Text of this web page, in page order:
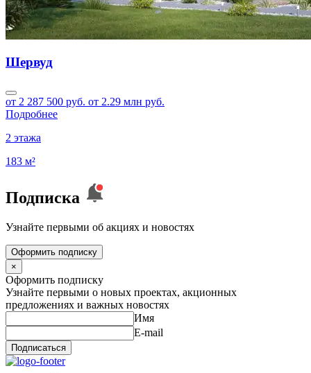
Шервуд
от 2 287 500 руб. от 2.29 млн руб.
Подробнее
2 этажа
183 м²
Подписка
Узнайте первыми об акциях и новостях
Оформить подписку
×
Оформить подписку
Узнайте первыми о новых проектах, акционных
предложениях и важных новостях
Имя
E-mail
Подписаться